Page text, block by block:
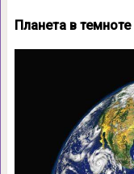
Планета в темноте